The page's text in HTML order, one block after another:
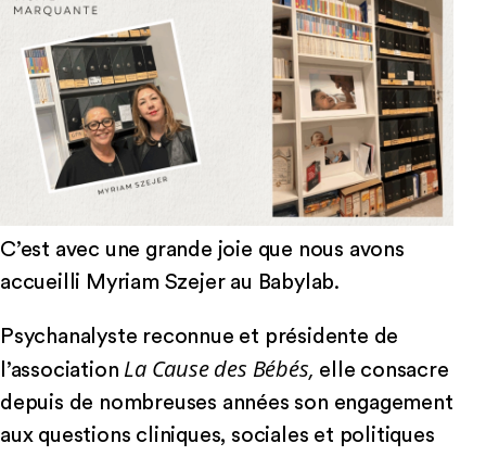
C’est avec une grande joie que nous avons
accueilli Myriam Szejer au Babylab.
Psychanalyste reconnue et présidente de
l’association La Cause des Bébés, elle consacre
depuis de nombreuses années son engagement
aux questions cliniques, sociales et politiques